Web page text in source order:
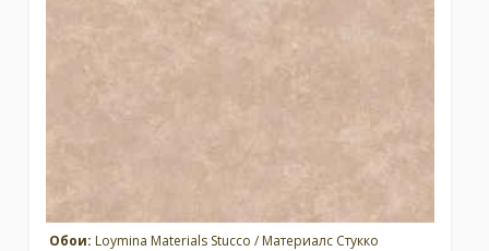
Обои: Loymina Materials Stucco / Материалс Стукко